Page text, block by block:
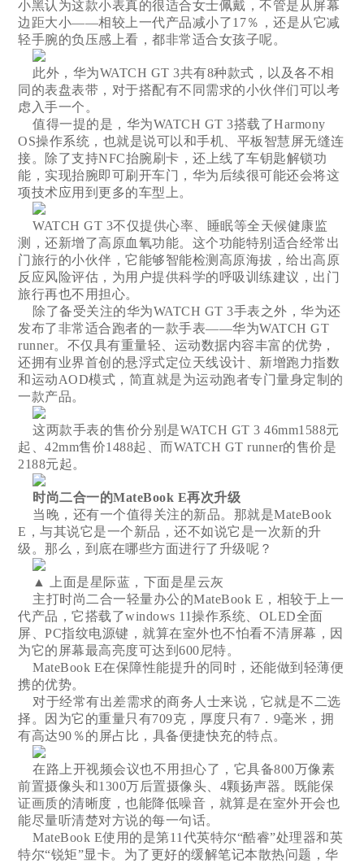
小黑认为这款小表真的很适合女士佩戴，不管是从屏幕
边距大小——相较上一代产品减小了17％，还是从它减
轻手腕的负压感上看，都非常适合女孩子呢。
此外，华为WATCH GT 3共有8种款式，以及各不相
同的表盘表带，对于搭配有不同需求的小伙伴们可以考
虑入手一个。
值得一提的是，华为WATCH GT 3搭载了Harmony
OS操作系统，也就是说可以和手机、平板智慧屏无缝连
接。除了支持NFC抬腕刷卡，还上线了车钥匙解锁功
能，实现抬腕即可刷开车门，华为后续很可能还会将这
项技术应用到更多的车型上。
WATCH GT 3不仅提供心率、睡眠等全天候健康监
测，还新增了高原血氧功能。这个功能特别适合经常出
门旅行的小伙伴，它能够智能检测高原海拔，给出高原
反应风险评估，为用户提供科学的呼吸训练建议，出门
旅行再也不用担心。
除了备受关注的华为WATCH GT 3手表之外，华为还
发布了非常适合跑者的一款手表——华为WATCH GT
runner。不仅具有重量轻、运动数据内容丰富的优势，
还拥有业界首创的悬浮式定位天线设计、新增跑力指数
和运动AOD模式，简直就是为运动跑者专门量身定制的
一款产品。
这两款手表的售价分别是WATCH GT 3 46mm1588元
起、42mm售价1488起、而WATCH GT runner的售价是
2188元起。
时尚二合一的MateBook E再次升级
当晚，还有一个值得关注的新品。那就是MateBook
E，与其说它是一个新品，还不如说它是一次新的升
级。那么，到底在哪些方面进行了升级呢？
▲ 上面是星际蓝，下面是星云灰
主打时尚二合一轻量办公的MateBook E，相较于上一
代产品，它搭载了windows 11操作系统、OLED全面
屏、PC指纹电源键，就算在室外也不怕看不清屏幕，因
为它的屏幕最高亮度可达到600尼特。
MateBook E在保障性能提升的同时，还能做到轻薄便
携的优势。
对于经常有出差需求的商务人士来说，它就是不二选
择。因为它的重量只有709克，厚度只有7．9毫米，拥
有高达90％的屏占比，具备便捷快充的特点。
在路上开视频会议也不用担心了，它具备800万像素
前置摄像头和1300万后置摄像头、4颗扬声器。既能保
证画质的清晰度，也能降低噪音，就算是在室外开会也
能尽量听清楚对方说的每一句话。
MateBook E使用的是第11代英特尔“酷睿”处理器和英
特尔“锐矩”显卡。为了更好的缓解笔记本散热问题，华